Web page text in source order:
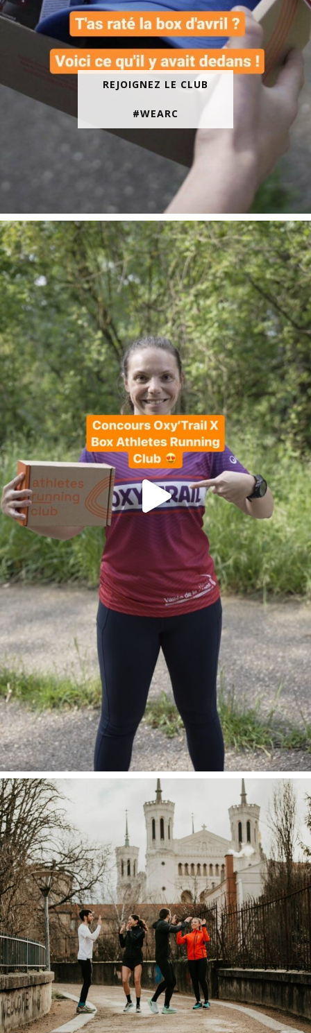
REJOIGNEZ LE CLUB
#WEARC
En juin, on te motive à courir encore
Tu souha